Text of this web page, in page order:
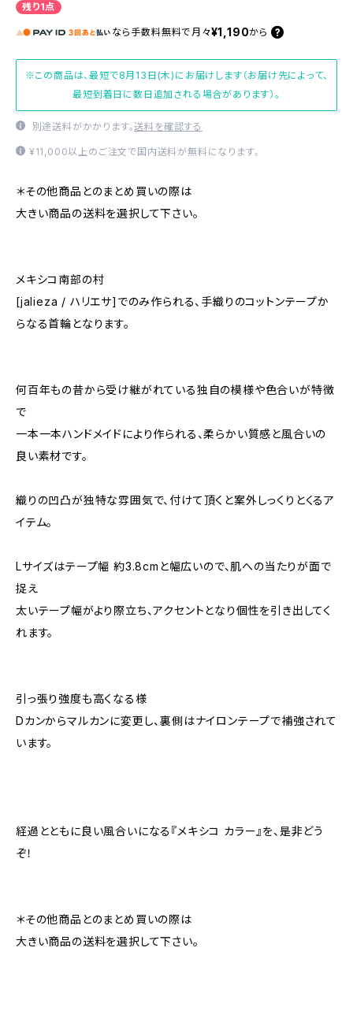
残り1点
なら 手数料無料で 月々¥1,190から
※この商品は、最短で8月13日(木)にお届けします（お届け先によって、
最短到着日に数日追加される場合があります）。
別途送料がかかります。送料を確認する
¥11,000以上のご注文で国内送料が無料になります。
＊その他商品とのまとめ買いの際は
大きい商品の送料を選択して下さい。
メキシコ南部の村
[jalieza / ハリエサ]でのみ作られる、手織りのコットンテープか
らなる首輪となります。
何百年もの昔から受け継がれている独自の模様や色合いが特徴
で
一本一本ハンドメイドにより作られる、柔らかい質感と風合いの
良い素材です。
織りの凹凸が独特な雰囲気で、付けて頂くと案外しっくりとくるア
イテム。
Lサイズはテープ幅 約3.8cmと幅広いので、肌への当たりが面で
捉え
太いテープ幅がより際立ち、アクセントとなり個性を引き出してく
れます。
引っ張り強度も高くなる様
Dカンからマルカンに変更し、裏側はナイロンテープで補強されて
います。
経過とともに良い風合いになる『メキシコ カラー』を、是非どう
ぞ！
＊その他商品とのまとめ買いの際は
大きい商品の送料を選択して下さい。